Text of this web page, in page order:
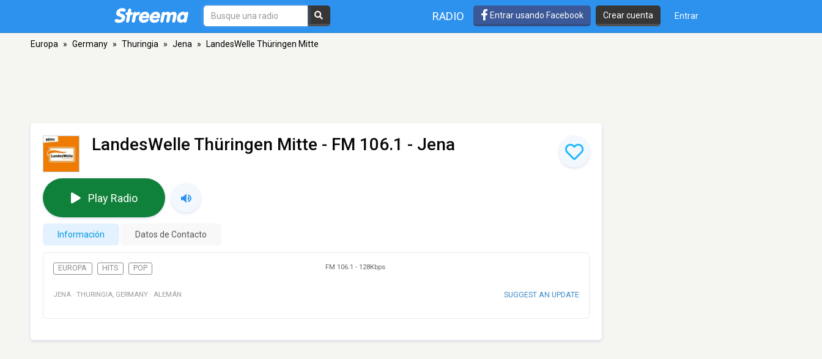
RADIO Entrar usando Facebook Crear cuenta Entrar
Europa » Germany » Thuringia » Jena » LandesWelle Thüringen Mitte
LandesWelle Thüringen Mitte - FM 106.1 - Jena
Play Radio
Información Datos de Contacto
EUROPA HITS POP FM 106.1 - 128Kbps
JENA · THURINGIA, GERMANY · ALEMÁN SUGGEST AN UPDATE